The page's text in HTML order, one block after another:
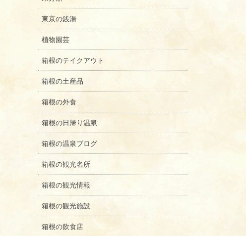
東京の銭湯
植物園芸
箱根のテイクアウト
箱根の土産品
箱根の外食
箱根の日帰り温泉
箱根の温泉ブログ
箱根の観光名所
箱根の観光情報
箱根の観光施設
箱根の飲食店